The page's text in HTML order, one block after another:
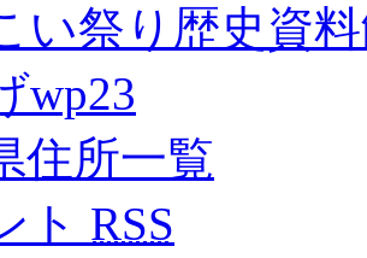
い祭り歴史資
wp23
住所一覧
ト RSS